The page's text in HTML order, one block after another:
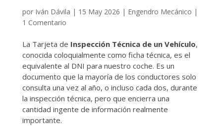
por Iván Dávila | 15 May 2026 | Engendro Mecánico |
1 Comentario
La Tarjeta de Inspección Técnica de un Vehículo,
conocida coloquialmente como ficha técnica, es el
equivalente al DNI para nuestro coche. Es un
documento que la mayoría de los conductores solo
consulta una vez al año, o incluso cada dos, durante
la inspección técnica, pero que encierra una
cantidad ingente de información realmente
importante.